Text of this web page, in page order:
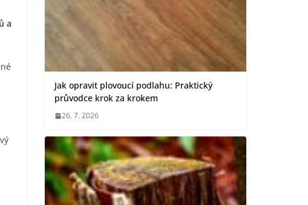
a
Jak opravit plovoucí podlahu: Praktický
průvodce krok za krokem
26. 7. 2026